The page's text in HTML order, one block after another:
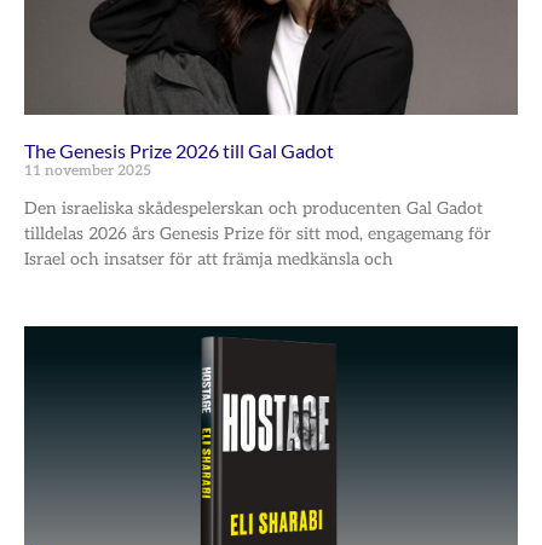
The Genesis Prize 2026 till Gal Gadot
11 november 2025
Den israeliska skådespelerskan och producenten Gal Gadot
tilldelas 2026 års Genesis Prize för sitt mod, engagemang för
Israel och insatser för att främja medkänsla och